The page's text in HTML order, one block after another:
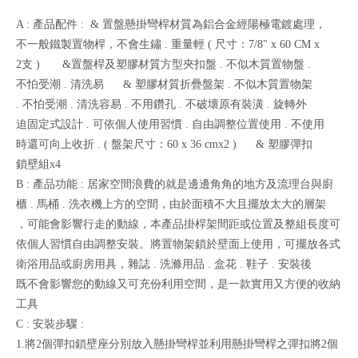
A : 產品配件 : & 置盤懸掛彎桿材質為鋁合金經陽極電鍍處理，
不一般鐵製置物桿，不會生鏽 . 重量輕 ( 尺寸：7/8" x 60 CM x
2支 ) &置盤桿及塑膠材質方型夾扣盤 . 不似木質置物盤 .
不怕受潮 . 清洗易 & 塑膠材質折疊盤架 . 不似木質置物架
. 不怕受潮 . 清洗容易 . 不用鑽孔 . 不破壞原有裝潢 . 旋轉外
迫固定式設計 . 可依個人使用習慣 . 自由調整位置使用 . 不使用
時還可向上收折 . ( 盤架尺寸：60 x 36 cmx2 ) & 塑膠彈扣
鎖壁組x4
B : 產品功能 : 居家空間浪費的就是邊邊角角的地方及流理台與廚
櫃 . 馬桶 . 洗衣機上方的空間，由於面積不大且擺放太大的層架
，可能會影響行走的動線，本產品掛桿架間距或位置及整組長度可
依個人習慣自由調整安裝。將置物架鎖於壁面上使用，可擺放各式
衛浴用品或廚房用具，雜誌 . 洗滌用品 . 盒花 . 鞋子 . 安裝後
既不會影響您的動線又可充份利用空間，是一款實用又方便的收納
工具
C : 安裝步驟 :
1.將2個彈扣鎖壁座分別放入懸掛彎桿並利用懸掛彎桿之彈扣將2個